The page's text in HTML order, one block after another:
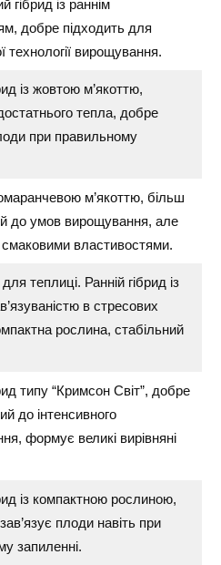
гібрид із раннім
добре підходить для
технології вирощування.
із жовтою м’якоттю,
тепла, добре
при правильному
м’якоттю, більш
до умов вирощування, але
смаковими властивостями.
теплиці. Ранній гібрид із
в стресових
рослина, стабільний
типу “Кримсон Світ”, добре
до інтенсивного
формує великі вирівняні
із компактною рослиною,
плоди навіть при
запиленні.